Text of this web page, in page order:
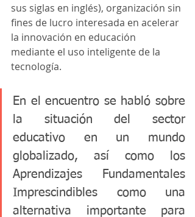
sus siglas en inglés), organización sin
fines de lucro interesada en acelerar
la innovación en educación
mediante el uso inteligente de la
tecnología.
En el encuentro se habló sobre
la situación del sector
educativo en un mundo
globalizado, así como los
Aprendizajes Fundamentales
Imprescindibles como una
alternativa importante para